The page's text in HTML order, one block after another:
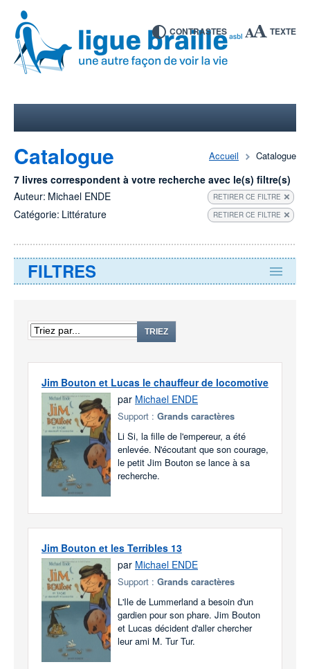
CONTRASTES TEXTE
Accueil Catalogue
Catalogue
7 livres correspondent à votre recherche avec le(s) filtre(s)
Auteur: Michael ENDE RETIRER CE FILTRE
Catégorie: Littérature RETIRER CE FILTRE
FILTRES
TRIEZ
Jim Bouton et Lucas le chauffeur de locomotive
par Michael ENDE
Support : Grands caractères
Li Si, la fille de l'empereur, a été
enlevée. N'écoutant que son courage,
le petit Jim Bouton se lance à sa
recherche.
Jim Bouton et les Terribles 13
par Michael ENDE
Support : Grands caractères
L'Ile de Lummerland a besoin d'un
gardien pour son phare. Jim Bouton
et Lucas décident d'aller chercher
leur ami M. Tur Tur.